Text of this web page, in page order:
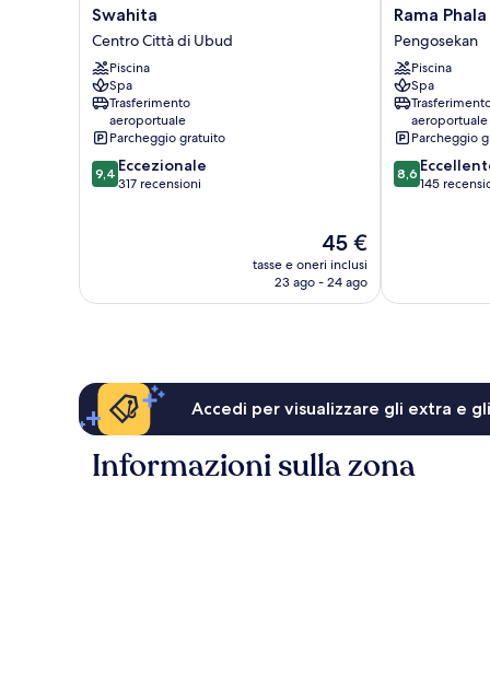
Swahita
Centro
Città
di
Ubud
Swahita
Centro Città di Ubud
Piscina
Spa
Trasferimento
aeroportuale
Parcheggio gratuito
9.4
su
9,4 Eccezionale
317 recensioni
Il
prezzo
attuale
45 €
tasse e oneri inclusi
23 ago - 24 ago
Rama
Phala
Resort
&
Spa
Pengosekan
Rama
Pengosekan
Piscina
Spa
aeroportuale
Parcheggio
8.6
su
8,6
145
Accedi per visualizzare gli extra e
Informazioni sulla zona